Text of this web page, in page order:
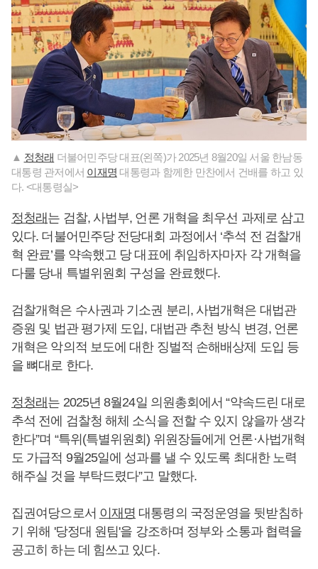
▲ 정청래 더불어민주당 대표(왼쪽)가 2025년 8월20일 서울 한남동
대통령 관저에서 이재명 대통령과 함께한 만찬에서 건배를 하고 있
다. <대통령실>
정청래 는 검찰, 사법부, 언론 개혁을 최우선 과제로 삼고
있다. 더불어민주당 전당대회 과정에서 ‘추석 전 검찰개
혁 완료’를 약속했고 당 대표에 취임하자마자 각 개혁을
다룰 당내 특별위원회 구성을 완료했다.
검찰개혁은 수사권과 기소권 분리, 사법개혁은 대법관
증원 및 법관 평가제 도입, 대법관 추천 방식 변경, 언론
개혁은 악의적 보도에 대한 징벌적 손해배상제 도입 등
을 뼈대로 한다.
정청래 는 2025년 8월24일 의원총회에서 “약속드린 대로
추석 전에 검찰청 해체 소식을 전할 수 있지 않을까 생각
한다”며 “특위(특별위원회) 위원장들에게 언론·사법개혁
도 가급적 9월25일에 성과를 낼 수 있도록 최대한 노력
해주실 것을 부탁드렸다”고 말했다.
집권여당으로서 이재명 대통령의 국정운영을 뒷받침하
기 위해 '당정대 원팀'을 강조하며 정부와 소통과 협력을
공고히 하는 데 힘쓰고 있다.